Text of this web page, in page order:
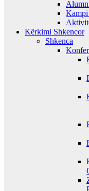
Kampi
Kërkimi Shkencor
Shkenca